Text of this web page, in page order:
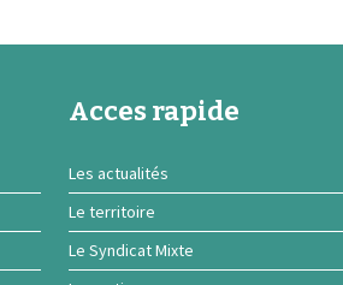
Acces rapide
Les actualités
Le territoire
Le Syndicat Mixte